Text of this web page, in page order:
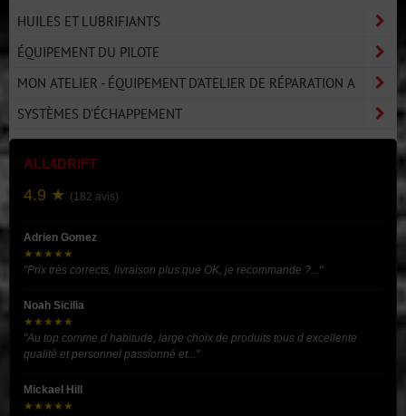
HUILES ET LUBRIFIANTS
ÉQUIPEMENT DU PILOTE
MON ATELIER - ÉQUIPEMENT D'ATELIER DE RÉPARATION A
SYSTÈMES D'ÉCHAPPEMENT
ALL4DRIFT
4.9 ★ (182 avis)
Adrien Gomez
★★★★★
"Prix très corrects, livraison plus que OK, je recommande ?..."
Noah Sicilia
★★★★★
"Au top comme d habitude, large choix de produits tous d excellente
qualité et personnel passionné et..."
Mickael Hill
★★★★★